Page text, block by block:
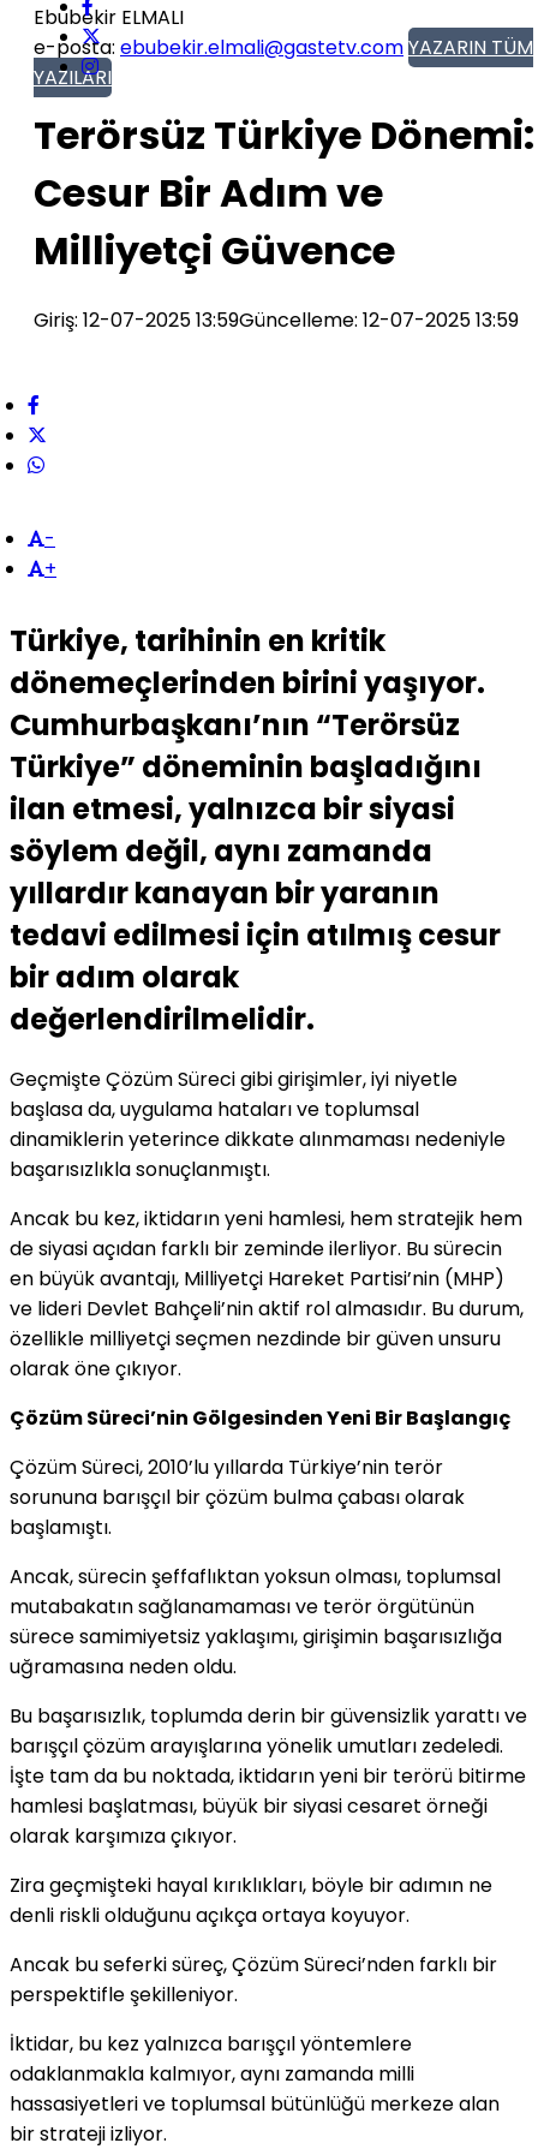
Ebubekir ELMALI
e-posta: ebubekir.elmali@gastetv.comYAZARIN TÜM
YAZILARI
Terörsüz Türkiye Dönemi:
Cesur Bir Adım ve
Milliyetçi Güvence
Giriş: 12-07-2025 13:59Güncelleme: 12-07-2025 13:59
-
+
Türkiye, tarihinin en kritik
dönemeçlerinden birini yaşıyor.
Cumhurbaşkanı’nın “Terörsüz
Türkiye” döneminin başladığını
ilan etmesi, yalnızca bir siyasi
söylem değil, aynı zamanda
yıllardır kanayan bir yaranın
tedavi edilmesi için atılmış cesur
bir adım olarak
değerlendirilmelidir.
Geçmişte Çözüm Süreci gibi girişimler, iyi niyetle
başlasa da, uygulama hataları ve toplumsal
dinamiklerin yeterince dikkate alınmaması nedeniyle
başarısızlıkla sonuçlanmıştı.
Ancak bu kez, iktidarın yeni hamlesi, hem stratejik hem
de siyasi açıdan farklı bir zeminde ilerliyor. Bu sürecin
en büyük avantajı, Milliyetçi Hareket Partisi’nin (MHP)
ve lideri Devlet Bahçeli’nin aktif rol almasıdır. Bu durum,
özellikle milliyetçi seçmen nezdinde bir güven unsuru
olarak öne çıkıyor.
Çözüm Süreci’nin Gölgesinden Yeni Bir Başlangıç
Çözüm Süreci, 2010’lu yıllarda Türkiye’nin terör
sorununa barışçıl bir çözüm bulma çabası olarak
başlamıştı.
Ancak, sürecin şeffaflıktan yoksun olması, toplumsal
mutabakatın sağlanamaması ve terör örgütünün
sürece samimiyetsiz yaklaşımı, girişimin başarısızlığa
uğramasına neden oldu.
Bu başarısızlık, toplumda derin bir güvensizlik yarattı ve
barışçıl çözüm arayışlarına yönelik umutları zedeledi.
İşte tam da bu noktada, iktidarın yeni bir terörü bitirme
hamlesi başlatması, büyük bir siyasi cesaret örneği
olarak karşımıza çıkıyor.
Zira geçmişteki hayal kırıklıkları, böyle bir adımın ne
denli riskli olduğunu açıkça ortaya koyuyor.
Ancak bu seferki süreç, Çözüm Süreci’nden farklı bir
perspektifle şekilleniyor.
İktidar, bu kez yalnızca barışçıl yöntemlere
odaklanmakla kalmıyor, aynı zamanda milli
hassasiyetleri ve toplumsal bütünlüğü merkeze alan
bir strateji izliyor.